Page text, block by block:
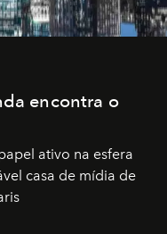
encontra o
ativo na esfera
casa de mídia de